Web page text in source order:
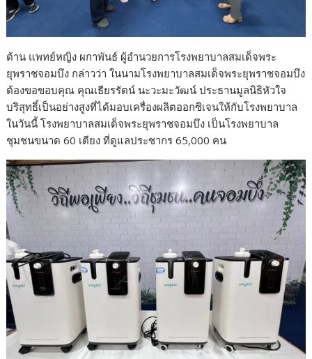
ด้าน แพทย์หญิง ผกาพันธ์ ผู้อำนวยการโรงพยาบาลสมเด็จพระ
ยุพราชจอมบึง กล่าวว่า ในนามโรงพยาบาลสมเด็จพระยุพราชจอมบึง
ต้องขอขอบคุณ คุณเธียรรัตน์ นะวะมะวัฒน์ ประธานมูลนิธิหัวใจ
บริสุทธิ์เป็นอย่างสูงที่ได้มอบเครื่องผลิตออกซิเจนให้กับโรงพยาบาล
ในวันนี้ โรงพยาบาลสมเด็จพระยุพราชจอมบึง เป็นโรงพยาบาล
ชุมชนขนาด 60 เตียง ที่ดูแลประชากร 65,000 คน